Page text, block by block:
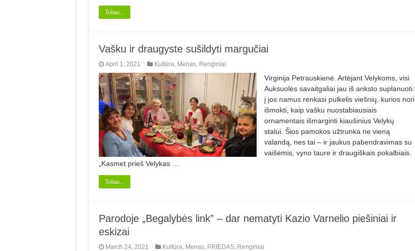
Toliau...
Vašku ir draugyste sušildyti margučiai
April 1, 2021 Kultūra Menas, Renginiai
Virginija Petrauskienė. Artėjant Velykoms, visi
Auksuolės savaitgaliai jau iš anksto suplanuoti:
į jos namus renkasi pulkelis viešnių, kurios nori
išmokti, kaip vašku nuostabiausiais
ornamentais išmarginti kiaušinius Velykų
stalui. Šios pamokos užtrunka ne vieną
valandą, nes tai – ir jaukus pabendravimas su
vaišėmis, vyno taure ir draugiškais pokalbiais.
„Kasmet prieš Velykas …
Toliau...
Parodoje „Begalybės link” – dar nematyti Kazio Varnelio piešiniai ir
eskizai
March 24, 2021 Kultūra Menas, PRIEDAS, Renginiai